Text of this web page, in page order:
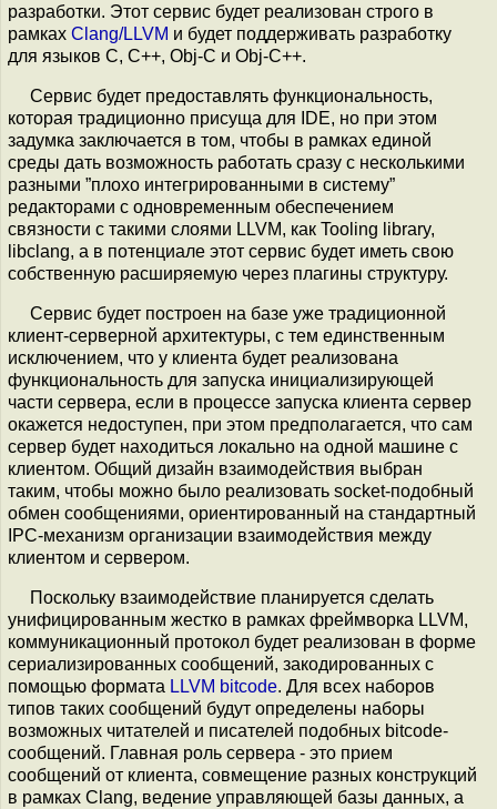
разработки. Этот сервис будет реализован строго в
рамках Clang/LLVM и будет поддерживать разработку
для языков C, C++, Obj-C и Obj-C++.
Сервис будет предоставлять функциональность,
которая традиционно присуща для IDE, но при этом
задумка заключается в том, чтобы в рамках единой
среды дать возможность работать сразу с несколькими
разными ”плохо интегрированными в систему”
редакторами с одновременным обеспечением
связности с такими слоями LLVM, как Tooling library,
libclang, а в потенциале этот сервис будет иметь свою
собственную расширяемую через плагины структуру.
Сервис будет построен на базе уже традиционной
клиент-серверной архитектуры, с тем единственным
исключением, что у клиента будет реализована
функциональность для запуска инициализирующей
части сервера, если в процессе запуска клиента сервер
окажется недоступен, при этом предполагается, что сам
сервер будет находиться локально на одной машине с
клиентом. Общий дизайн взаимодействия выбран
таким, чтобы можно было реализовать socket-подобный
обмен сообщениями, ориентированный на стандартный
IPC-механизм организации взаимодействия между
клиентом и сервером.
Поскольку взаимодействие планируется сделать
унифицированным жестко в рамках фреймворка LLVM,
коммуникационный протокол будет реализован в форме
сериализированных сообщений, закодированных с
помощью формата LLVM bitcode. Для всех наборов
типов таких сообщений будут определены наборы
возможных читателей и писателей подобных bitcode-
сообщений. Главная роль сервера - это прием
сообщений от клиента, совмещение разных конструкций
в рамках Clang, ведение управляющей базы данных, а